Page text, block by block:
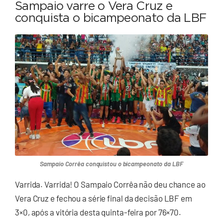
Sampaio varre o Vera Cruz e
conquista o bicampeonato da LBF
Sampaio Corrêa conquistou o bicampeonato da LBF
Varrida. Varrida! O Sampaio Corrêa não deu chance ao
Vera Cruz e fechou a série final da decisão LBF em
3×0, após a vitória desta quinta-feira por 76×70.